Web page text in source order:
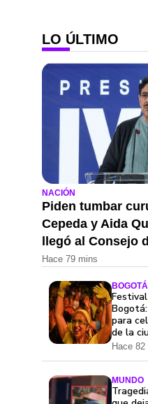
LO ÚLTIMO
NACIÓN
Piden tumbar
Cepeda y Aida
llegó al Consejo
Hace 79 mins
BOGOTÁ
para
de la
Hace 82
MUNDO